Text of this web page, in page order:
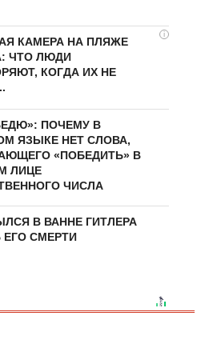
i
КАМЕРА НА ПЛЯЖЕ
ЧТО ЛЮДИ
КОГДА ИХ НЕ
ПОЧЕМУ В
ЯЗЫКЕ НЕТ СЛОВА,
«ПОБЕДИТЬ» В
ЛИЦЕ
ЧИСЛА
В ВАННЕ ГИТЛЕРА
ЕГО СМЕРТИ